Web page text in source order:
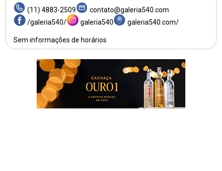
(11) 4883-2509
contato@galeria540.com
/galeria540/
galeria540 galeria540.com/
Sem informações de horários